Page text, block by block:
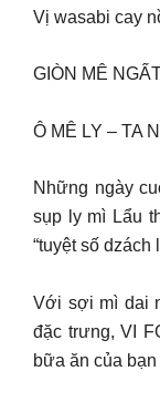
Vị wasabi cay
GIÒN MÊ
Ô MÊ LY – TA
Những ngày
sụp ly mì Lẩu
“tuyệt số dzách
Với sợi mì dai
đặc trưng, VI
bữa ăn của